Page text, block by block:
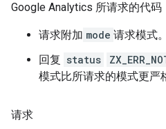
Google Analytics 所请求的代码
请求附加 mode 请求模式。
回复 status
模式比所请求的模式更严
请求